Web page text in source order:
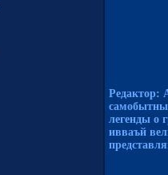
Редактор:
легенды о
ивваъй